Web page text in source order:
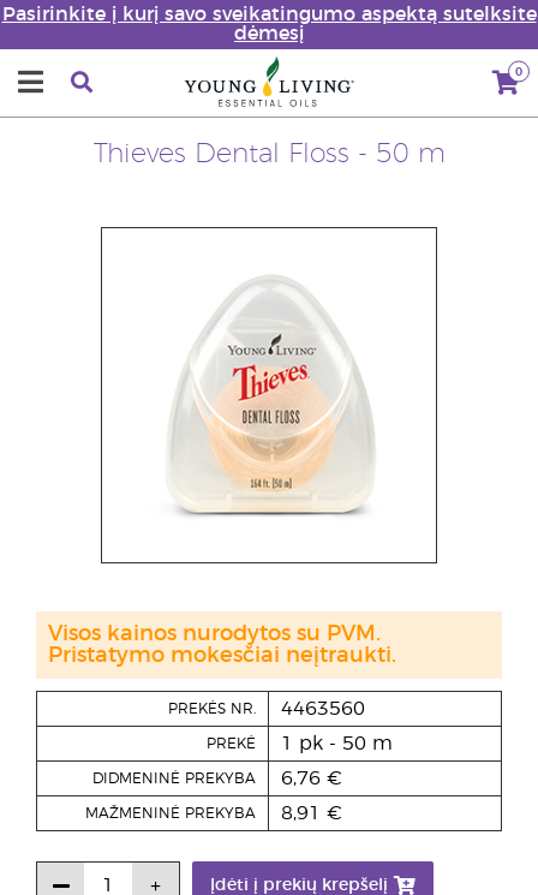
Pasirinkite į kurį savo sveikatingumo aspektą sutelksite
dėmesį
0
Thieves Dental Floss - 50 m
PREKĖS NR. 4463560
PREKĖ 1 pk - 50 m
DIDMENINĖ PREKYBA 6,76 €
MAŽMENINĖ PREKYBA 8,91 €
Įdėti į prekių krepšelį
Visos kainos nurodytos su PVM.
Pristatymo mokesčiai neįtraukti.